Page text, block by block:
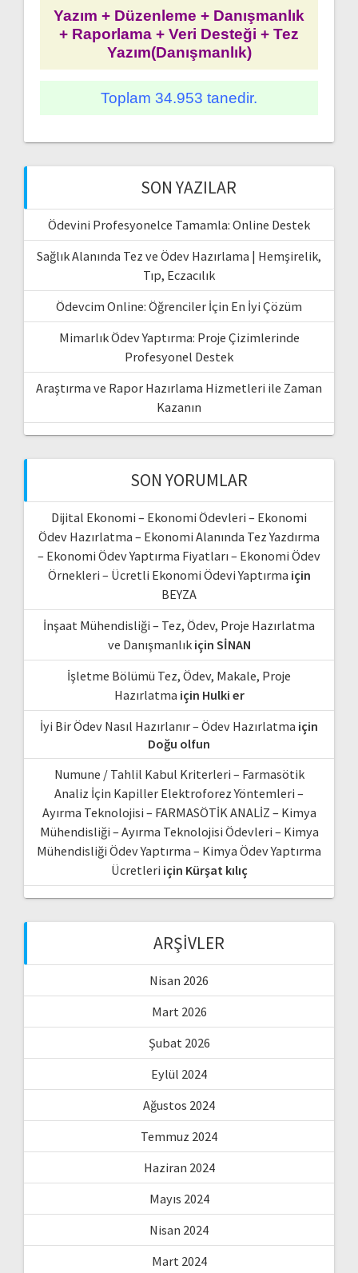
Yazım + Düzenleme + Danışmanlık
+ Raporlama + Veri Desteği + Tez
Yazım(Danışmanlık)
Toplam 34.953 tanedir.
SON YAZILAR
Ödevini Profesyonelce Tamamla: Online Destek
Sağlık Alanında Tez ve Ödev Hazırlama | Hemşirelik,
Tıp, Eczacılık
Ödevcim Online: Öğrenciler İçin En İyi Çözüm
Mimarlık Ödev Yaptırma: Proje Çizimlerinde
Profesyonel Destek
Araştırma ve Rapor Hazırlama Hizmetleri ile Zaman
Kazanın
SON YORUMLAR
Dijital Ekonomi – Ekonomi Ödevleri – Ekonomi
Ödev Hazırlatma – Ekonomi Alanında Tez Yazdırma
– Ekonomi Ödev Yaptırma Fiyatları – Ekonomi Ödev
Örnekleri – Ücretli Ekonomi Ödevi Yaptırma için
BEYZA
İnşaat Mühendisliği – Tez, Ödev, Proje Hazırlatma
ve Danışmanlıkiçin SİNAN
İşletme Bölümü Tez, Ödev, Makale, Proje
Hazırlatma için Hulki er
İyi Bir Ödev Nasıl Hazırlanır – Ödev Hazırlatma için
Doğu olfun
Numune / Tahlil Kabul Kriterleri – Farmasötik
Analiz İçin Kapiller Elektroforez Yöntemleri –
Ayırma Teknolojisi – FARMASÖTİK ANALİZ – Kimya
Mühendisliği – Ayırma Teknolojisi Ödevleri – Kimya
Mühendisliği Ödev Yaptırma – Kimya Ödev Yaptırma
Ücretleri için Kürşat kılıç
ARŞIVLER
Nisan 2026
Mart 2026
Şubat 2026
Eylül 2024
Ağustos 2024
Temmuz 2024
Haziran 2024
Mayıs 2024
Nisan 2024
Mart 2024